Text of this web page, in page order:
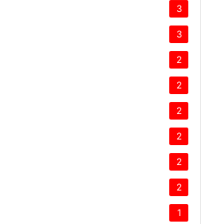
3
3
2
2
2
2
2
2
1